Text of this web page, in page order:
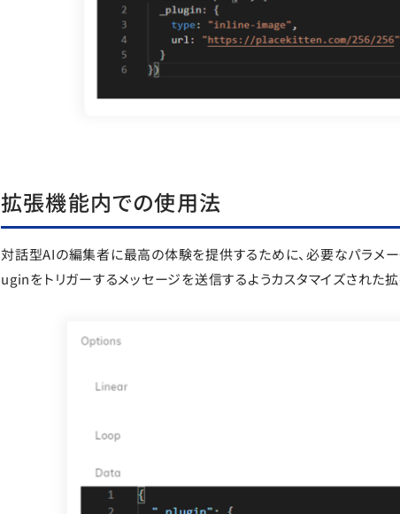
拡張機能内での使用法
対話型AIの編集者に最高の体験を提供するために、必要なパラメ
uginをトリガーするメッセージを送信するようカスタマイズされた